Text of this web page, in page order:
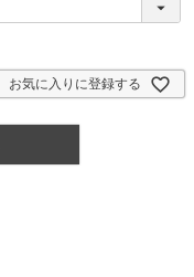
お気に入りに登録する